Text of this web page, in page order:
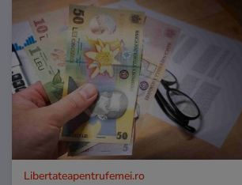
Libertateapentrufemei.ro